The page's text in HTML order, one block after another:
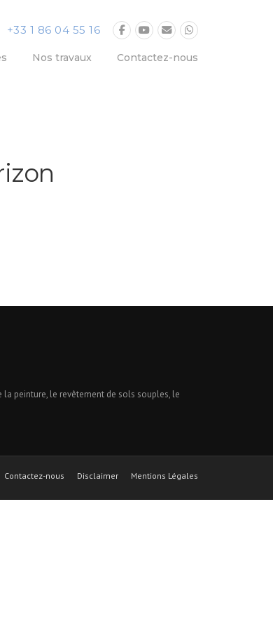
+33 1 86 04 55 16
Nos travaux Contactez-nous
peinture, le revêtement de sols souples, le
Contactez-nous Disclaimer Mentions Légales